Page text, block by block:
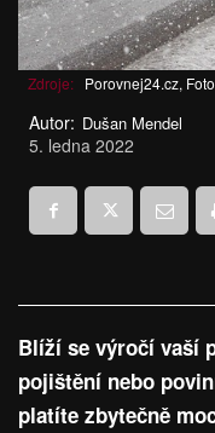
Zdroje: Porovnej24.cz,
Autor: Dušan Mendel
5. ledna 2022
Blíží se výročí vaší
pojištění nebo
platíte zbytečně